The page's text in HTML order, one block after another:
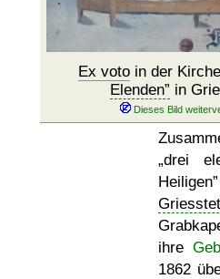
Ex votoin der Kirche
Elenden
in
drei
Heiligen
ihre
1862